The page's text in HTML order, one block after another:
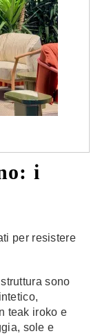
i
per resistere
sono
teak iroko e
sole e